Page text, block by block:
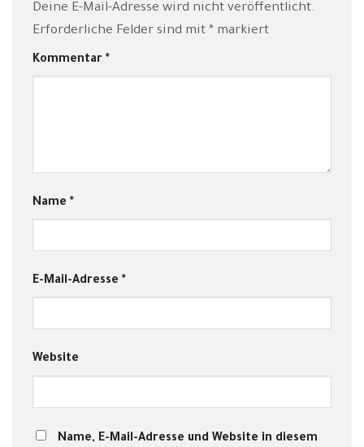
Deine E-Mail-Adresse wird nicht veröffentlicht.
Erforderliche Felder sind mit * markiert
Kommentar *
Name *
E-Mail-Adresse *
Website
Name, E-Mail-Adresse und Website in diesem